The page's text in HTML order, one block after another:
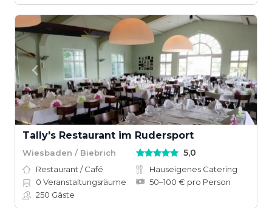
Tally's Restaurant im Rudersport
Wiesbaden / Biebrich 5,0
Restaurant / Café
Hauseigenes Catering
0 Veranstaltungsräume
50–100 € pro Person
250 Gäste